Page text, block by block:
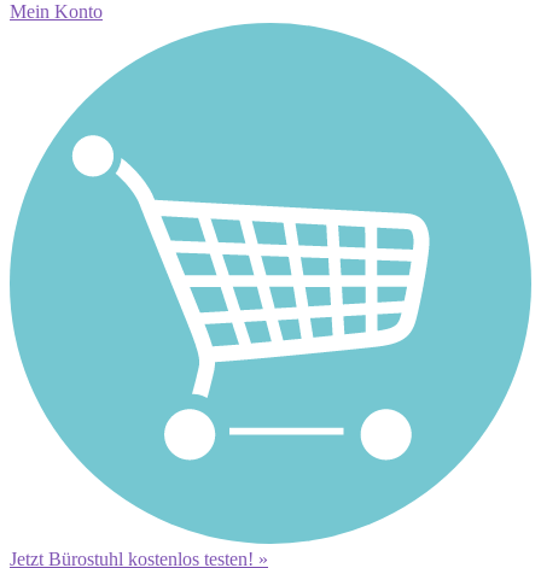
Mein Konto
Jetzt Bürostuhl kostenlos testen! »